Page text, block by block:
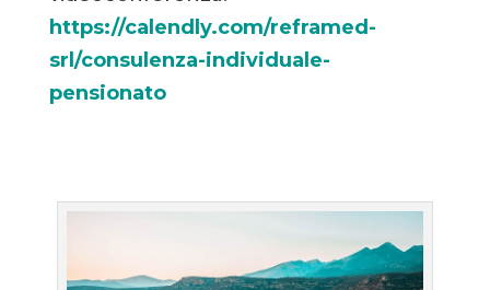
https://calendly.com/reframed-
srl/consulenza-individuale-
pensionato